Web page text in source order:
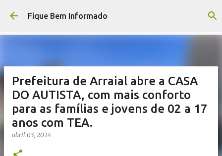
Pular para o conteúdo principal
Fique Bem Informado
Prefeitura de Arraial abre a CASA
DO AUTISTA, com mais conforto
para as famílias e jovens de 02 a 17
anos com TEA.
abril 03, 2024